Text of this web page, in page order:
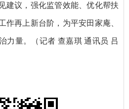
建议，强化监管效能、优化帮扶
作再上新台阶，为平安田家庵、
力量。（记者 查嘉琪 通讯员 吕